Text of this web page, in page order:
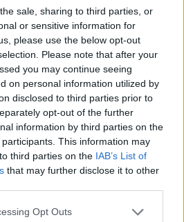
sale, sharing to third parties, or
or sensitive information for
please use the below opt-out
Please note that after your
you may continue seeing
on personal information utilized by
disclosed to third parties prior to
opt-out of the further
information by third parties on the
participants. This information may
third parties on the IAB’s List of
that may further disclose it to other
Opt Outs
pasekmių
buvo laiku
tik namo fasadą.
operatyviai
rytą dar buvo
tyrimai pagal LR BK 187